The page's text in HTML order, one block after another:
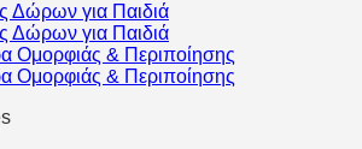
Δώρων για Παιδιά
Δώρων για Παιδιά
Ομορφιάς & Περιποίησης
Ομορφιάς & Περιποίησης